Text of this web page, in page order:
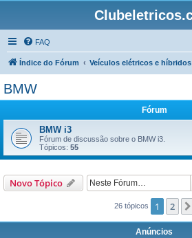
FAQ
Índice do Fórum Veículos elétricos e
BMW
Fórum
BMW i3
Fórum de discussão sobre o BMW i3.
Tópicos: 55
Novo Tópico
26 tópicos 1 2
Anúncios